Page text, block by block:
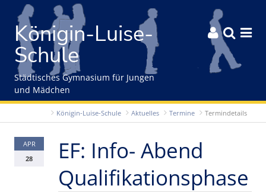
Gleich zum Inhalt der Seite springen
Königin-Luise-
Schule
  
Städtisches Gymnasium für Jungen
und Mädchen
Königin-Luise-Schule Aktuelles Termine Termindetails
APR
28
EF: Info- Abend
Qualifikationsphase